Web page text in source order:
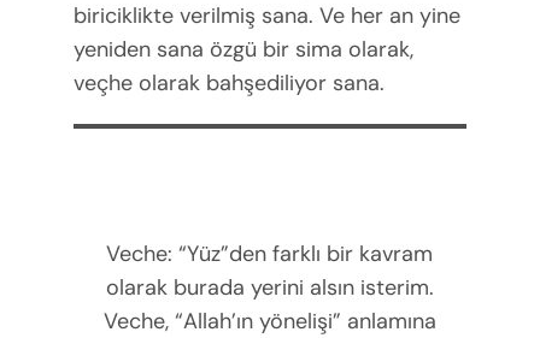
biriciklikte verilmiş sana. Ve her an yine
yeniden sana özgü bir sima olarak,
veçhe olarak bahşediliyor sana.
Veche: “Yüz”den farklı bir kavram
olarak burada yerini alsın isterim.
Veche, “Allah’ın yönelişi” anlamına